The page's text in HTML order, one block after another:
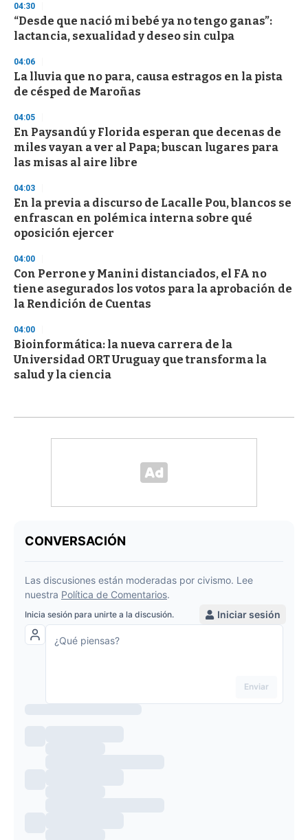
n
d
s
04:30
“Desde que nació mi bebé ya no tengo ganas”:
lactancia, sexualidad y deseo sin culpa
04:06
La lluvia que no para, causa estragos en la pista
de césped de Maroñas
04:05
En Paysandú y Florida esperan que decenas de
miles vayan a ver al Papa; buscan lugares para
las misas al aire libre
04:03
En la previa a discurso de Lacalle Pou, blancos se
enfrascan en polémica interna sobre qué
oposición ejercer
04:00
Con Perrone y Manini distanciados, el FA no
tiene asegurados los votos para la aprobación de
la Rendición de Cuentas
04:00
Bioinformática: la nueva carrera de la
Universidad ORT Uruguay que transforma la
salud y la ciencia